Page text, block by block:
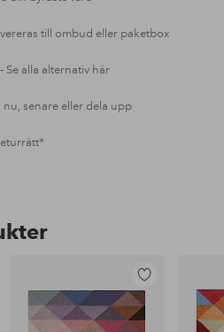
till ombud eller paketbox
- Se alla alternativ här
nu, senare eller dela upp
Lägg
till
i